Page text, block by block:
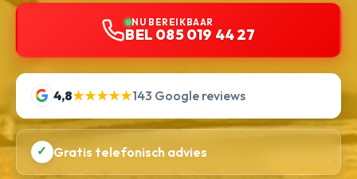
NU BEREIKBAAR
BEL 085 019 44 27
4,8★★★★★143 Google reviews
✓ Gratis telefonisch advies